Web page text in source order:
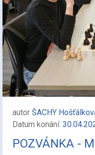
autor ŠACHY
Datum konání:
POZVÁNKA -